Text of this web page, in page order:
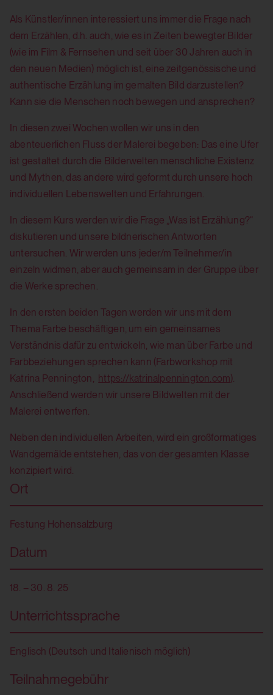
Als Künstler/innen interessiert uns immer die Frage nach
dem Erzählen, d.h. auch, wie es in Zeiten bewegter Bilder
(wie im Film & Fernsehen und seit über 30 Jahren auch in
den neuen Medien) möglich ist, eine zeitgenössische und
authentische Erzählung im gemalten Bild darzustellen?
Kann sie die Menschen noch bewegen und ansprechen?
In diesen zwei Wochen wollen wir uns in den
abenteuerlichen Fluss der Malerei begeben: Das eine Ufer
ist gestaltet durch die Bilderwelten menschliche Existenz
und Mythen, das andere wird geformt durch unsere hoch
individuellen Lebenswelten und Erfahrungen.
In diesem Kurs werden wir die Frage „Was ist Erzählung?“
diskutieren und unsere bildnerischen Antworten
untersuchen. Wir werden uns jeder/m Teilnehmer/in
einzeln widmen, aber auch gemeinsam in der Gruppe über
die Werke sprechen.
In den ersten beiden Tagen werden wir uns mit dem
Thema Farbe beschäftigen, um ein gemeinsames
Verständnis dafür zu entwickeln, wie man über Farbe und
Farbbeziehungen sprechen kann (Farbworkshop mit
Katrina Pennington, https://katrinalpennington.com).
Anschließend werden wir unsere Bildwelten mit der
Malerei entwerfen.
Neben den individuellen Arbeiten, wird ein großformatiges
Wandgemälde entstehen, das von der gesamten Klasse
konzipiert wird.
Ort
Festung Hohensalzburg
Datum
18. – 30. 8. 25
Unterrichtssprache
Englisch (Deutsch und Italienisch möglich)
Teilnahmegebühr